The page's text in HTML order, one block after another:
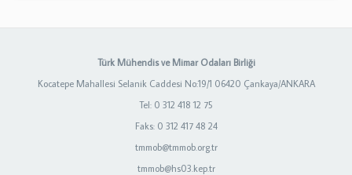
Türk Mühendis ve Mimar Odaları Birliği
Kocatepe Mahallesi Selanik Caddesi No:19/1 06420 Çankaya/ANKARA
Tel: 0 312 418 12 75
Faks: 0 312 417 48 24
tmmob@tmmob.org.tr
tmmob@hs03.kep.tr